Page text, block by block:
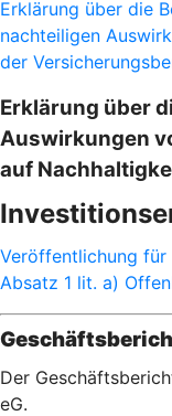
Erklärung über die
nachteiligen
der
Erklärung über
Auswirkungen
auf
Veröffentlichung
Absatz 1 lit. a)
Der
eG.